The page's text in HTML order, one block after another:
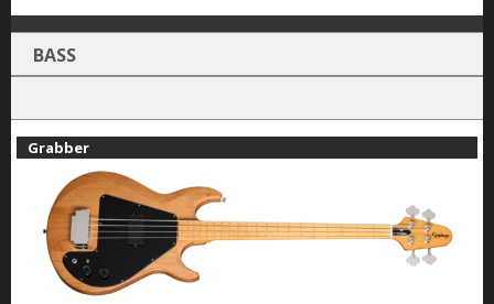
BASS
Grabber